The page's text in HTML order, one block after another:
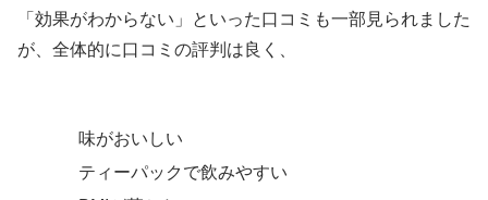
「効果がわからない」といった口コミも一部見られました
が、全体的に口コミの評判は良く、
味がおいしい
ティーパックで飲みやすい